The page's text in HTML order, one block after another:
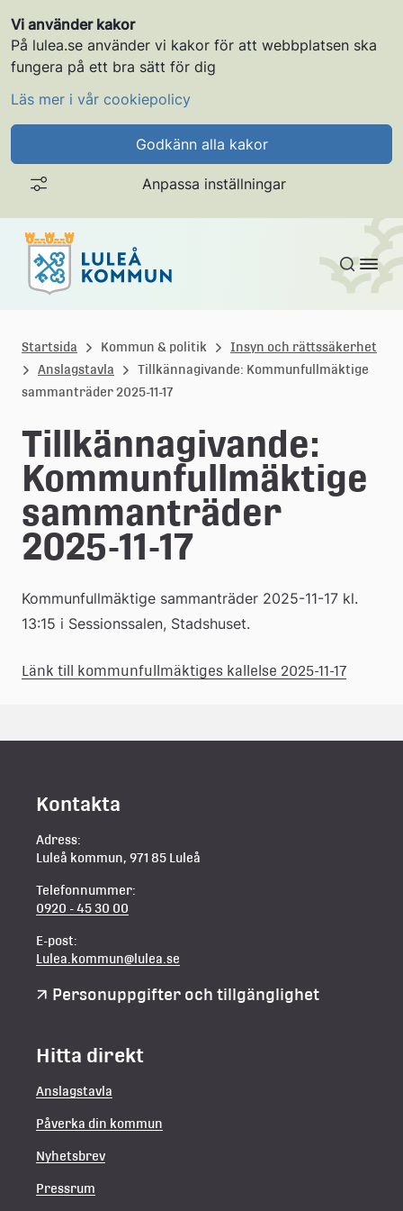
Vi använder kakor
På lulea.se använder vi kakor för att webbplatsen ska
fungera på ett bra sätt för dig
Läs mer i vår cookiepolicy
Godkänn alla kakor
Anpassa inställningar
Gå till innehållet
u
l
e
å
k
o
m
m
u
n
Startsida Kommun & politik
Insyn och rättssäkerhet
Anslagstavla
Tillkännagivande: Kommunfullmäktige
sammanträder 2025-11-17
Tillkännagivande:
Kommunfullmäktige
sammanträder
2025-11-17
Kommunfullmäktige sammanträder 2025-11-17 kl.
13:15 i Sessionssalen, Stadshuset.
Länk till kommunfullmäktiges kallelse 2025-11-17(pdf,
Kontakta
Adress:
Luleå kommun, 971 85 Luleå
Telefonnummer:
0920 - 45 30 00
E-post:
Lulea.kommun@lulea.se
Personuppgifter och tillgänglighet
Hitta direkt
Anslagstavla
Påverka din kommun
Nyhetsbrev
Pressrum